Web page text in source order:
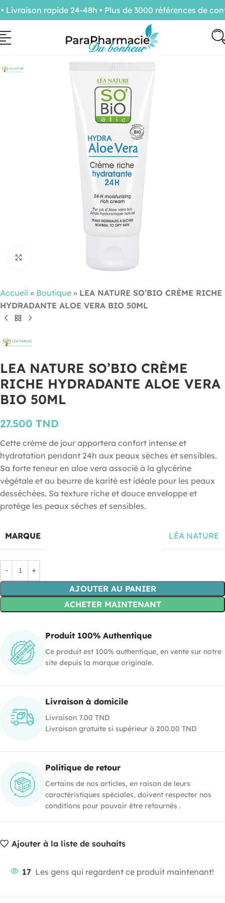
Accueil » Boutique » LEA NATURE SO’BIO CRÈME RICHE
HYDRADANTE ALOE VERA BIO 50ML
LEA NATURE SO’BIO CRÈME
RICHE HYDRADANTE ALOE VERA
BIO 50ML
27.500 TND
Cette crème de jour apportera confort intense et
hydratation pendant 24h aux peaux sèches et sensibles.
Sa forte teneur en aloe vera associé à la glycérine
végétale et au beurre de karité est idéale pour les peaux
desséchées. Sa texture riche et douce enveloppe et
protège les peaux sèches et sensibles.
MARQUE LÉA NATURE
AJOUTER AU PANIER
ACHETER MAINTENANT
Produit 100% Authentique
Ce produit est 100% authentique, en vente sur notre
site depuis la marque originale.
Livraison à domicile
Livraison 7.00 TND
Livraison gratuite si supérieur à 200.00 TND
Politique de retour
Certains de nos articles, en raison de leurs
caractéristiques spéciales, doivent respecter nos
conditions pour pouvoir être retournés .
Ajouter à la liste de souhaits
17 Les gens qui regardent ce produit maintenant!
rapide 24-48h • Plus de 3000 références de